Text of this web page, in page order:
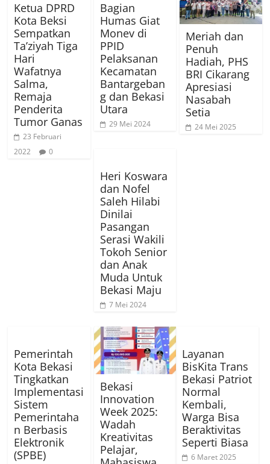
Ketua DPRD
Kota Beksi
Sempatkan
Ta’ziyah Tiga
Hari
Wafatnya
Salma,
Remaja
Penderita
Tumor Ganas
23 Februari
2022
0
Bagian
Humas Giat
Monev di
PPID
Pelaksanan
Kecamatan
Bantargeban
g dan Bekasi
Utara
29 Mei 2024
Meriah dan
Penuh
Hadiah, PHS
BRI Cikarang
Apresiasi
Nasabah
Setia
24 Mei 2025
Heri Koswara
dan Nofel
Saleh Hilabi
Dinilai
Pasangan
Serasi Wakili
Tokoh Senior
dan Anak
Muda Untuk
Bekasi Maju
7 Mei 2024
Pemerintah
Kota Bekasi
Tingkatkan
Implementasi
Sistem
Pemerintaha
n Berbasis
Elektronik
(SPBE)
Bekasi
Innovation
Week 2025:
Wadah
Kreativitas
Pelajar,
Layanan
BisKita Trans
Bekasi Patriot
Normal
Kembali,
Warga Bisa
Beraktivitas
Seperti Biasa
6 Maret 2025